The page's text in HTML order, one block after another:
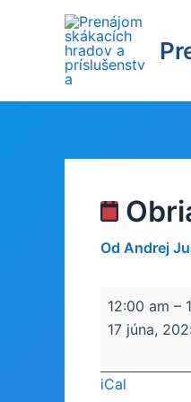
Od Andrej
Obria
Šmýkačka
Hop
12:00 am –
17 júna,
iCal